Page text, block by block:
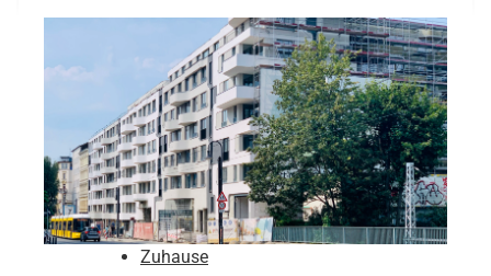
Zuhause